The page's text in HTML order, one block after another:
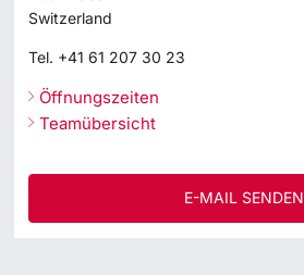
Switzerland
Tel. +41 61 207 30 23
Öffnungszeiten
Teamübersicht
E-MAIL SENDEN